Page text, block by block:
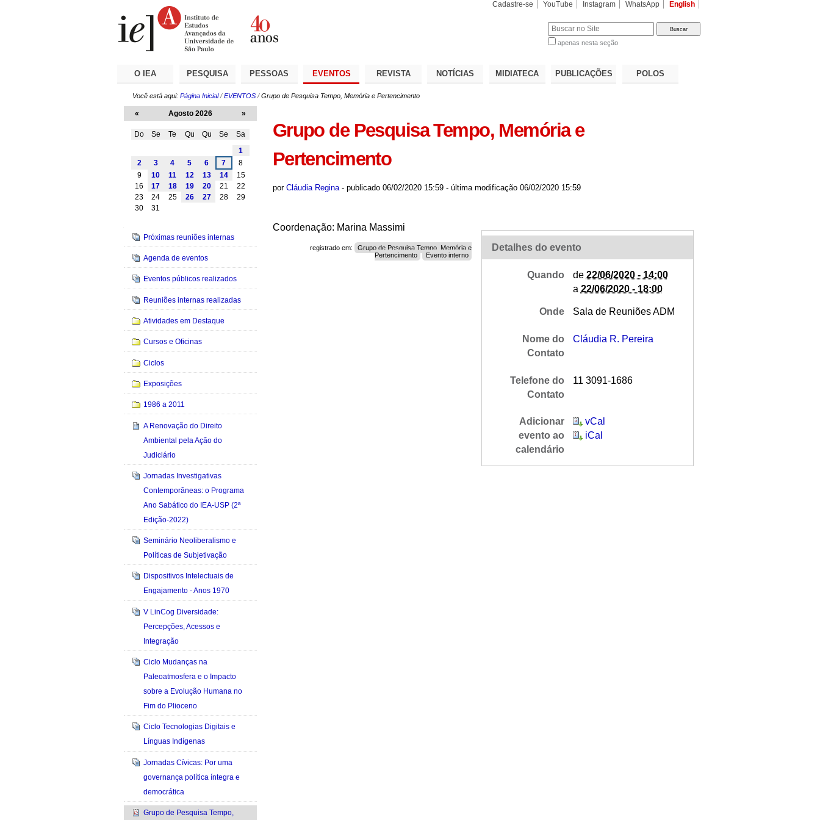
Cadastre-se YouTube Instagram WhatsApp English
apenas nesta seção
O IEA PESQUISA PESSOAS EVENTOS REVISTA NOTÍCIAS MIDIATECA PUBLICAÇÕES POLOS
Você está aqui: Página Inicial /EVENTOS /Grupo de Pesquisa Tempo, Memória e Pertencimento
Grupo de Pesquisa Tempo, Memória e
Pertencimento
por Cláudia Regina - publicado06/02/2020 15:59 - última modificação06/02/2020 15:59
Detalhes do evento
Quando de 22/06/2020 - 14:00
a 22/06/2020 - 18:00
Onde Sala de Reuniões ADM
Nome do
Contato
Cláudia R. Pereira
Telefone do
Contato
11 3091-1686
Adicionar
evento ao
calendário
vCal
iCal
Coordenação: Marina Massimi
registrado em:
Grupo de Pesquisa Tempo, Memória e
Pertencimento
Evento interno
« Agosto 2026 »
Do Se Te Qu Qu Se
Sa
1
2
3 4 5 6 7
8
9
10 11 12 13 14
15
16
17 18 19 20 21
22
23
24 25 26 27 28
29
30
31
Navegação
Próximas reuniões internas
Agenda de eventos
Eventos públicos realizados
Reuniões internas realizadas
Atividades em Destaque
Cursos e Oficinas
Ciclos
Exposições
1986 a 2011
A Renovação do Direito
Ambiental pela Ação do
Judiciário
Jornadas Investigativas
Contemporâneas: o Programa
Ano Sabático do IEA-USP (2ª
Edição-2022)
Seminário Neoliberalismo e
Políticas de Subjetivação
Dispositivos Intelectuais de
Engajamento - Anos 1970
V LinCog Diversidade:
Percepções, Acessos e
Integração
Ciclo Mudanças na
Paleoatmosfera e o Impacto
sobre a Evolução Humana no
Fim do Plioceno
Ciclo Tecnologias Digitais e
Línguas Indígenas
Jornadas Cívicas: Por uma
governança política íntegra e
democrática
Grupo de Pesquisa Tempo,